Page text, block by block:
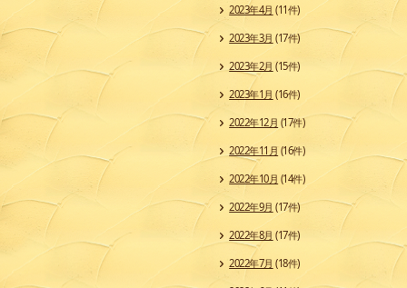
2023年4月 (11件)
2023年3月 (17件)
2023年2月 (15件)
2023年1月 (16件)
2022年12月 (17件)
2022年11月 (16件)
2022年10月 (14件)
2022年9月 (17件)
2022年8月 (17件)
2022年7月 (18件)